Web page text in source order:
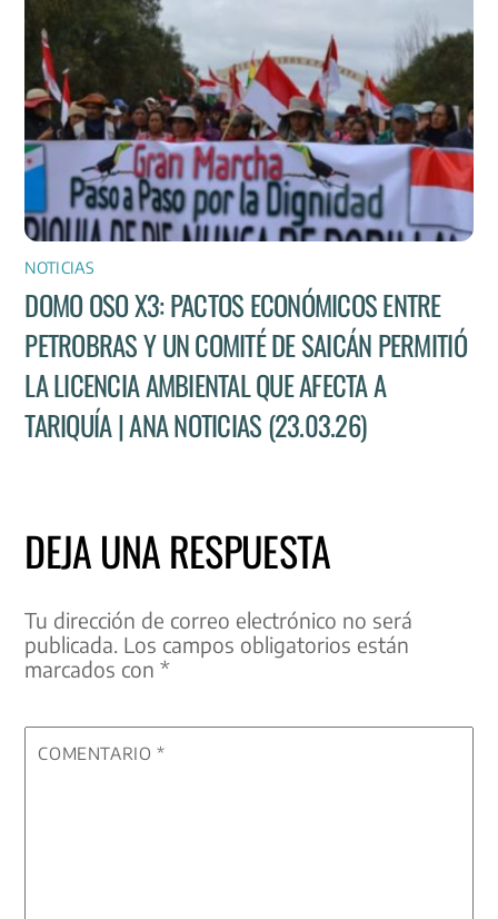
NOTICIAS
DOMO OSO X3: PACTOS ECONÓMICOS ENTRE
PETROBRAS Y UN COMITÉ DE SAICÁN PERMITIÓ
LA LICENCIA AMBIENTAL QUE AFECTA A
TARIQUÍA | ANA NOTICIAS (23.03.26)
DEJA UNA RESPUESTA
Tu dirección de correo electrónico no será
publicada. Los campos obligatorios están
marcados con*
COMENTARIO*